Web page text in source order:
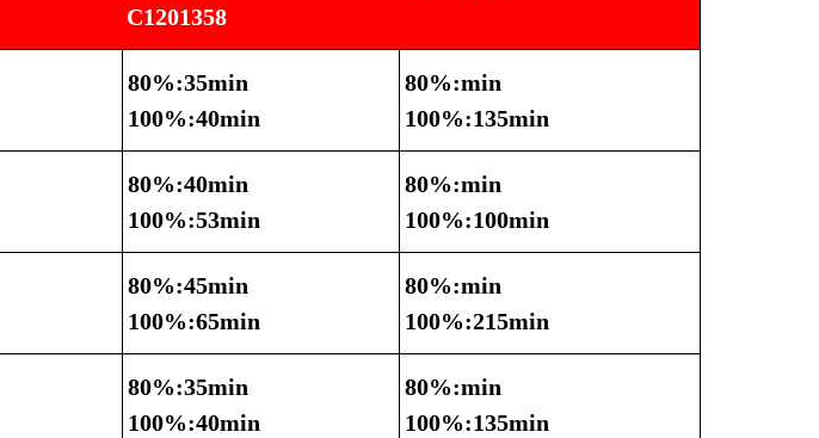
C1201358
80%:35min
100%:40min
80%:min
100%:135min
80%:40min
100%:53min
80%:min
100%:100min
80%:45min
100%:65min
80%:min
100%:215min
80%:35min
100%:40min
80%:min
100%:135min